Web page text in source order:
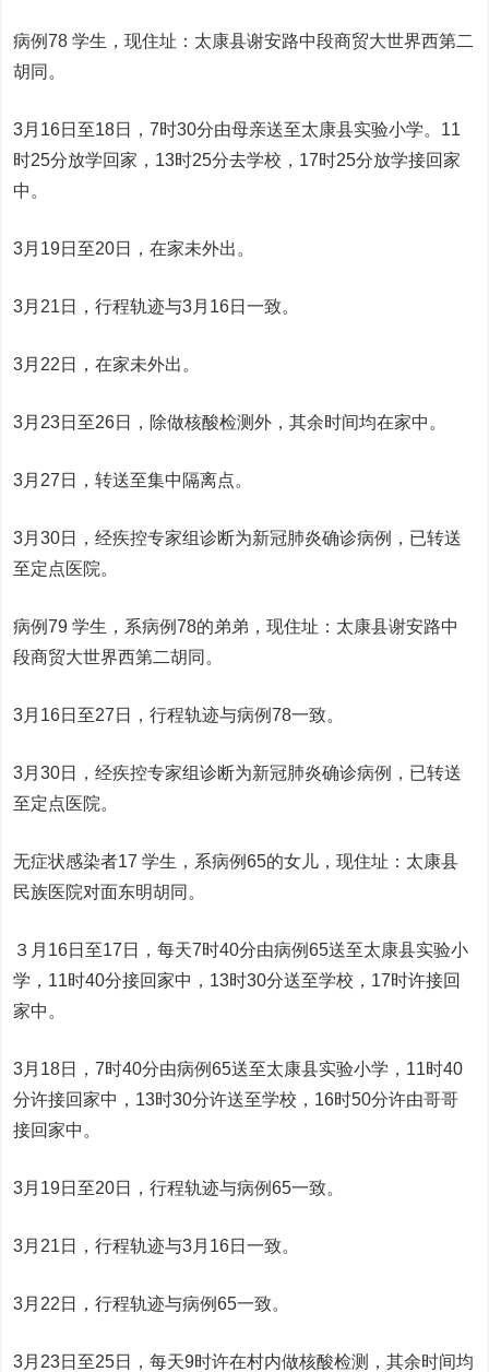
病例78 学生，现住址：太康县谢安路中段商贸大世界西第二
胡同。
3月16日至18日，7时30分由母亲送至太康县实验小学。11
时25分放学回家，13时25分去学校，17时25分放学接回家
中。
3月19日至20日，在家未外出。
3月21日，行程轨迹与3月16日一致。
3月22日，在家未外出。
3月23日至26日，除做核酸检测外，其余时间均在家中。
3月27日，转送至集中隔离点。
3月30日，经疾控专家组诊断为新冠肺炎确诊病例，已转送
至定点医院。
病例79 学生，系病例78的弟弟，现住址：太康县谢安路中
段商贸大世界西第二胡同。
3月16日至27日，行程轨迹与病例78一致。
3月30日，经疾控专家组诊断为新冠肺炎确诊病例，已转送
至定点医院。
无症状感染者17 学生，系病例65的女儿，现住址：太康县
民族医院对面东明胡同。
３月16日至17日，每天7时40分由病例65送至太康县实验小
学，11时40分接回家中，13时30分送至学校，17时许接回
家中。
3月18日，7时40分由病例65送至太康县实验小学，11时40
分许接回家中，13时30分许送至学校，16时50分许由哥哥
接回家中。
3月19日至20日，行程轨迹与病例65一致。
3月21日，行程轨迹与3月16日一致。
3月22日，行程轨迹与病例65一致。
3月23日至25日，每天9时许在村内做核酸检测，其余时间均